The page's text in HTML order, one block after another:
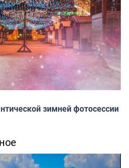
зимней фотосессии